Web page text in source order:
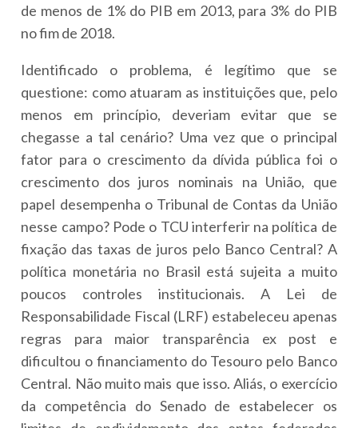
de menos de 1% do PIB em 2013, para 3% do PIB
no fim de 2018.
Identificado o problema, é legítimo que se
questione: como atuaram as instituições que, pelo
menos em princípio, deveriam evitar que se
chegasse a tal cenário? Uma vez que o principal
fator para o crescimento da dívida pública foi o
crescimento dos juros nominais na União, que
papel desempenha o Tribunal de Contas da União
nesse campo? Pode o TCU interferir na política de
fixação das taxas de juros pelo Banco Central? A
política monetária no Brasil está sujeita a muito
poucos controles institucionais. A Lei de
Responsabilidade Fiscal (LRF) estabeleceu apenas
regras para maior transparência ex post e
dificultou o financiamento do Tesouro pelo Banco
Central. Não muito mais que isso. Aliás, o exercício
da competência do Senado de estabelecer os